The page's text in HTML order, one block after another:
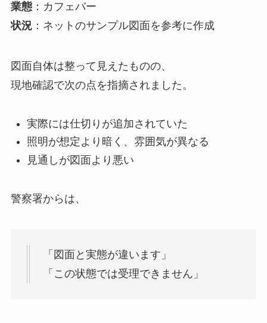
業態：カフェバー
状況：ネットのサンプル図面を参考に作成
図面自体は整って見えたものの、
現地確認で次の点を指摘されました。
実際には仕切りが追加されていた
照明が想定より暗く、雰囲気が異なる
見通しが図面より悪い
警察署からは、
「図面と実態が違います」
「この状態では受理できません」